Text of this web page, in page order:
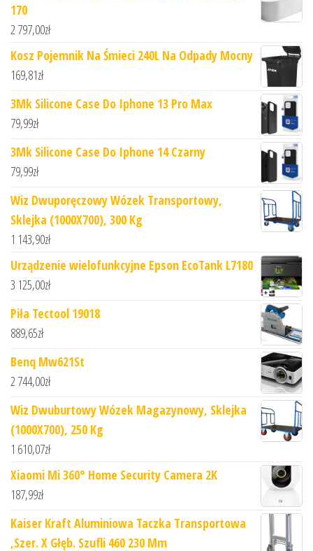
170
2 797,00zł
Kosz Pojemnik Na Śmieci 240L Na Odpady Mocny
169,81zł
3Mk Silicone Case Do Iphone 13 Pro Max
79,99zł
3Mk Silicone Case Do Iphone 14 Czarny
79,99zł
Wiz Dwuporęczowy Wózek Transportowy,
Sklejka (1000X700), 300 Kg
1 143,90zł
Urządzenie wielofunkcyjne Epson EcoTank L7180
3 125,00zł
Piła Tectool 19018
889,65zł
Benq Mw621St
2 744,00zł
Wiz Dwuburtowy Wózek Magazynowy, Sklejka
(1000X700), 250 Kg
1 610,07zł
Xiaomi Mi 360° Home Security Camera 2K
187,99zł
Kaiser Kraft Aluminiowa Taczka Transportowa
,Szer. X Głęb. Szufli 460 230 Mm